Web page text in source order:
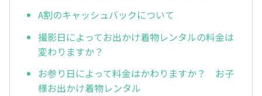
A割のキャッシュバックについて
撮影日によってお出かけ着物レンタルの料金は
変わりますか？
お参り日によって料金はかわりますか？ お子
様お出かけ着物レンタル